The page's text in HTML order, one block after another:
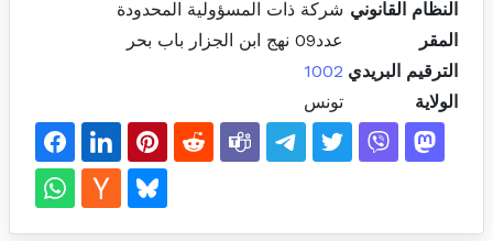
النظام القانوني شركة ذات المسؤولية المحدودة
المقر
عدد09 نهج ابن الجزار باب بحر
الترقيم البريدي 1002
الولاية
تونس